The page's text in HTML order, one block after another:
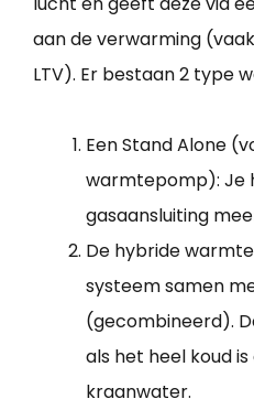
aan de verwarming
LTV). Er bestaan 2 type
Een Stand Alone
warmtepomp): Je
gasaansluiting
De hybride
systeem samen
(gecombineerd).
als het heel koud
kraanwater.